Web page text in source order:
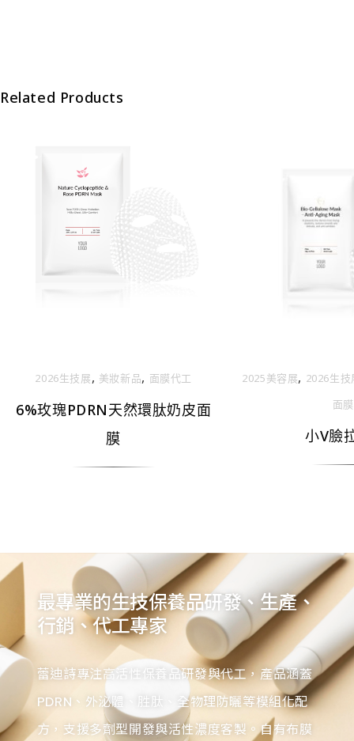
Related Products
2026生技展, 美妝新品, 面膜代工
6%玫瑰PDRN天然環肽奶皮面
膜
2025美容展, 2026生技
面
小V臉
最專業的生技保養品研發、生產、
行銷、代工專家
蕾迪詩專注高活性保養品研發與代工，產品涵蓋
PDRN、外泌體、胜肽、全物理防曬等模組化配
方，支援多劑型開發與活性濃度客製。自有布膜